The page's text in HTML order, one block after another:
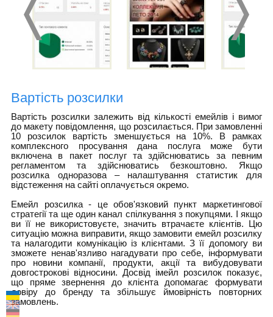
Вартість розсилки
Вартість розсилки залежить від кількості емейлів і вимог
до макету повідомлення, що розсилається. При замовленні
10 розсилок вартість зменшується на 10%. В рамках
комплексного просування дана послуга може бути
включена в пакет послуг та здійснюватись за певним
регламентом та здійснюватись безкоштовно. Якщо
розсилка одноразова – налаштування статистик для
відстеження на сайті оплачується окремо.
Емейл розсилка - це обов'язковий пункт маркетингової
стратегії та ще один канал спілкування з покупцями. І якщо
ви її не використовуєте, значить втрачаєте клієнтів. Цю
ситуацію можна виправити, якщо замовити емейл розсилку
та налагодити комунікацію із клієнтами. З її допомогу ви
зможете ненав'язливо нагадувати про себе, інформувати
про новини компанії, продукти, акції та вибудовувати
довгострокові відносини. Досвід імейл розсилок показує,
що пряме звернення до клієнта допомагає формувати
довіру до бренду та збільшує ймовірність повторних
замовлень.